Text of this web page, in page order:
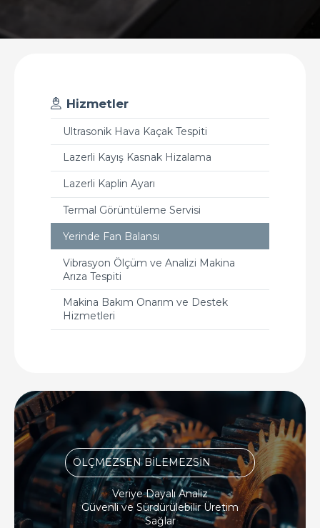
Hizmetler
Ultrasonik Hava Kaçak Tespiti
Lazerli Kayış Kasnak Hizalama
Lazerli Kaplin Ayarı
Termal Görüntüleme Servisi
Yerinde Fan Balansı
Vibrasyon Ölçüm ve Analizi Makina
Arıza Tespiti
Makina Bakım Onarım ve Destek
Hizmetleri
ÖLÇMEZSEN BİLEMEZSİN
Veriye Dayalı Analiz
Güvenli ve Sürdürülebilir Üretim
Sağlar